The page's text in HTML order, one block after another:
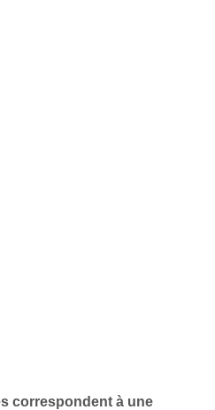
correspondent à une